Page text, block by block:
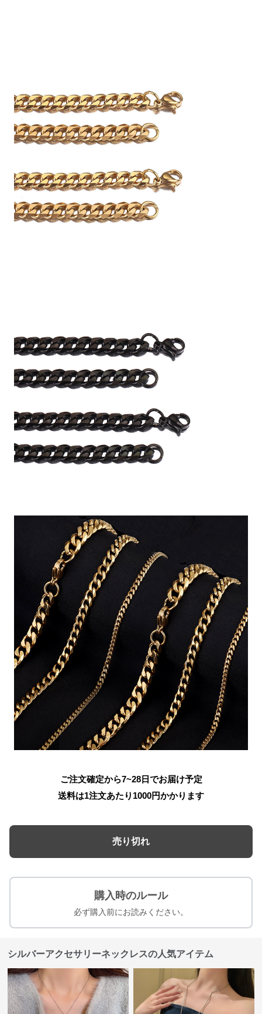
ご注文確定から7~28日でお届け予定
送料は1注文あたり 1000円かかります
売り切れ
購入時のルール
必ず購入前にお読みください。
シルバーアクセサリーネックレスの人気アイテム